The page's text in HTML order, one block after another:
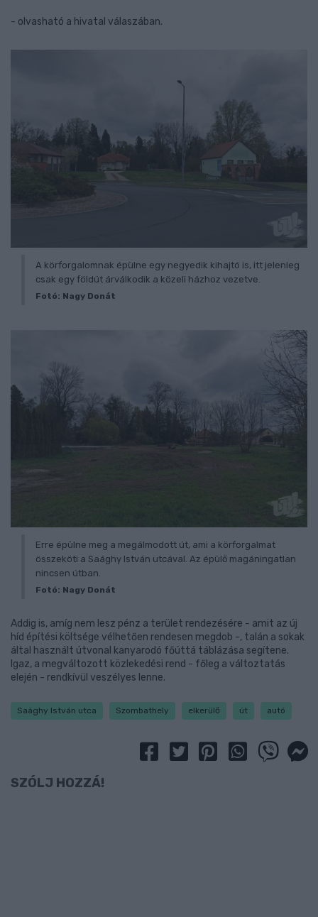
- olvasható a hivatal válaszában.
A körforgalomnak épülne egy negyedik kihajtó is, itt jelenleg
csak egy földút árválkodik a közeli házhoz vezetve.
Fotó: Nagy Donát
Erre épülne meg a megálmodott út, ami a körforgalmat
összeköti a Saághy István utcával. Az épülő magáningatlan
nincsen útban.
Fotó: Nagy Donát
Addig is, amíg nem lesz pénz a terület rendezésére - amit az új
híd építési költsége vélhetően rendesen megdob -, talán a sokak
által használt útvonal kanyarodó főúttá táblázása segítene.
Igaz, a megváltozott közlekedési rend - főleg a változtatás
elején - rendkívül veszélyes lenne.
Saághy István utca Szombathely elkerülő út autó
SZÓLJ HOZZÁ!